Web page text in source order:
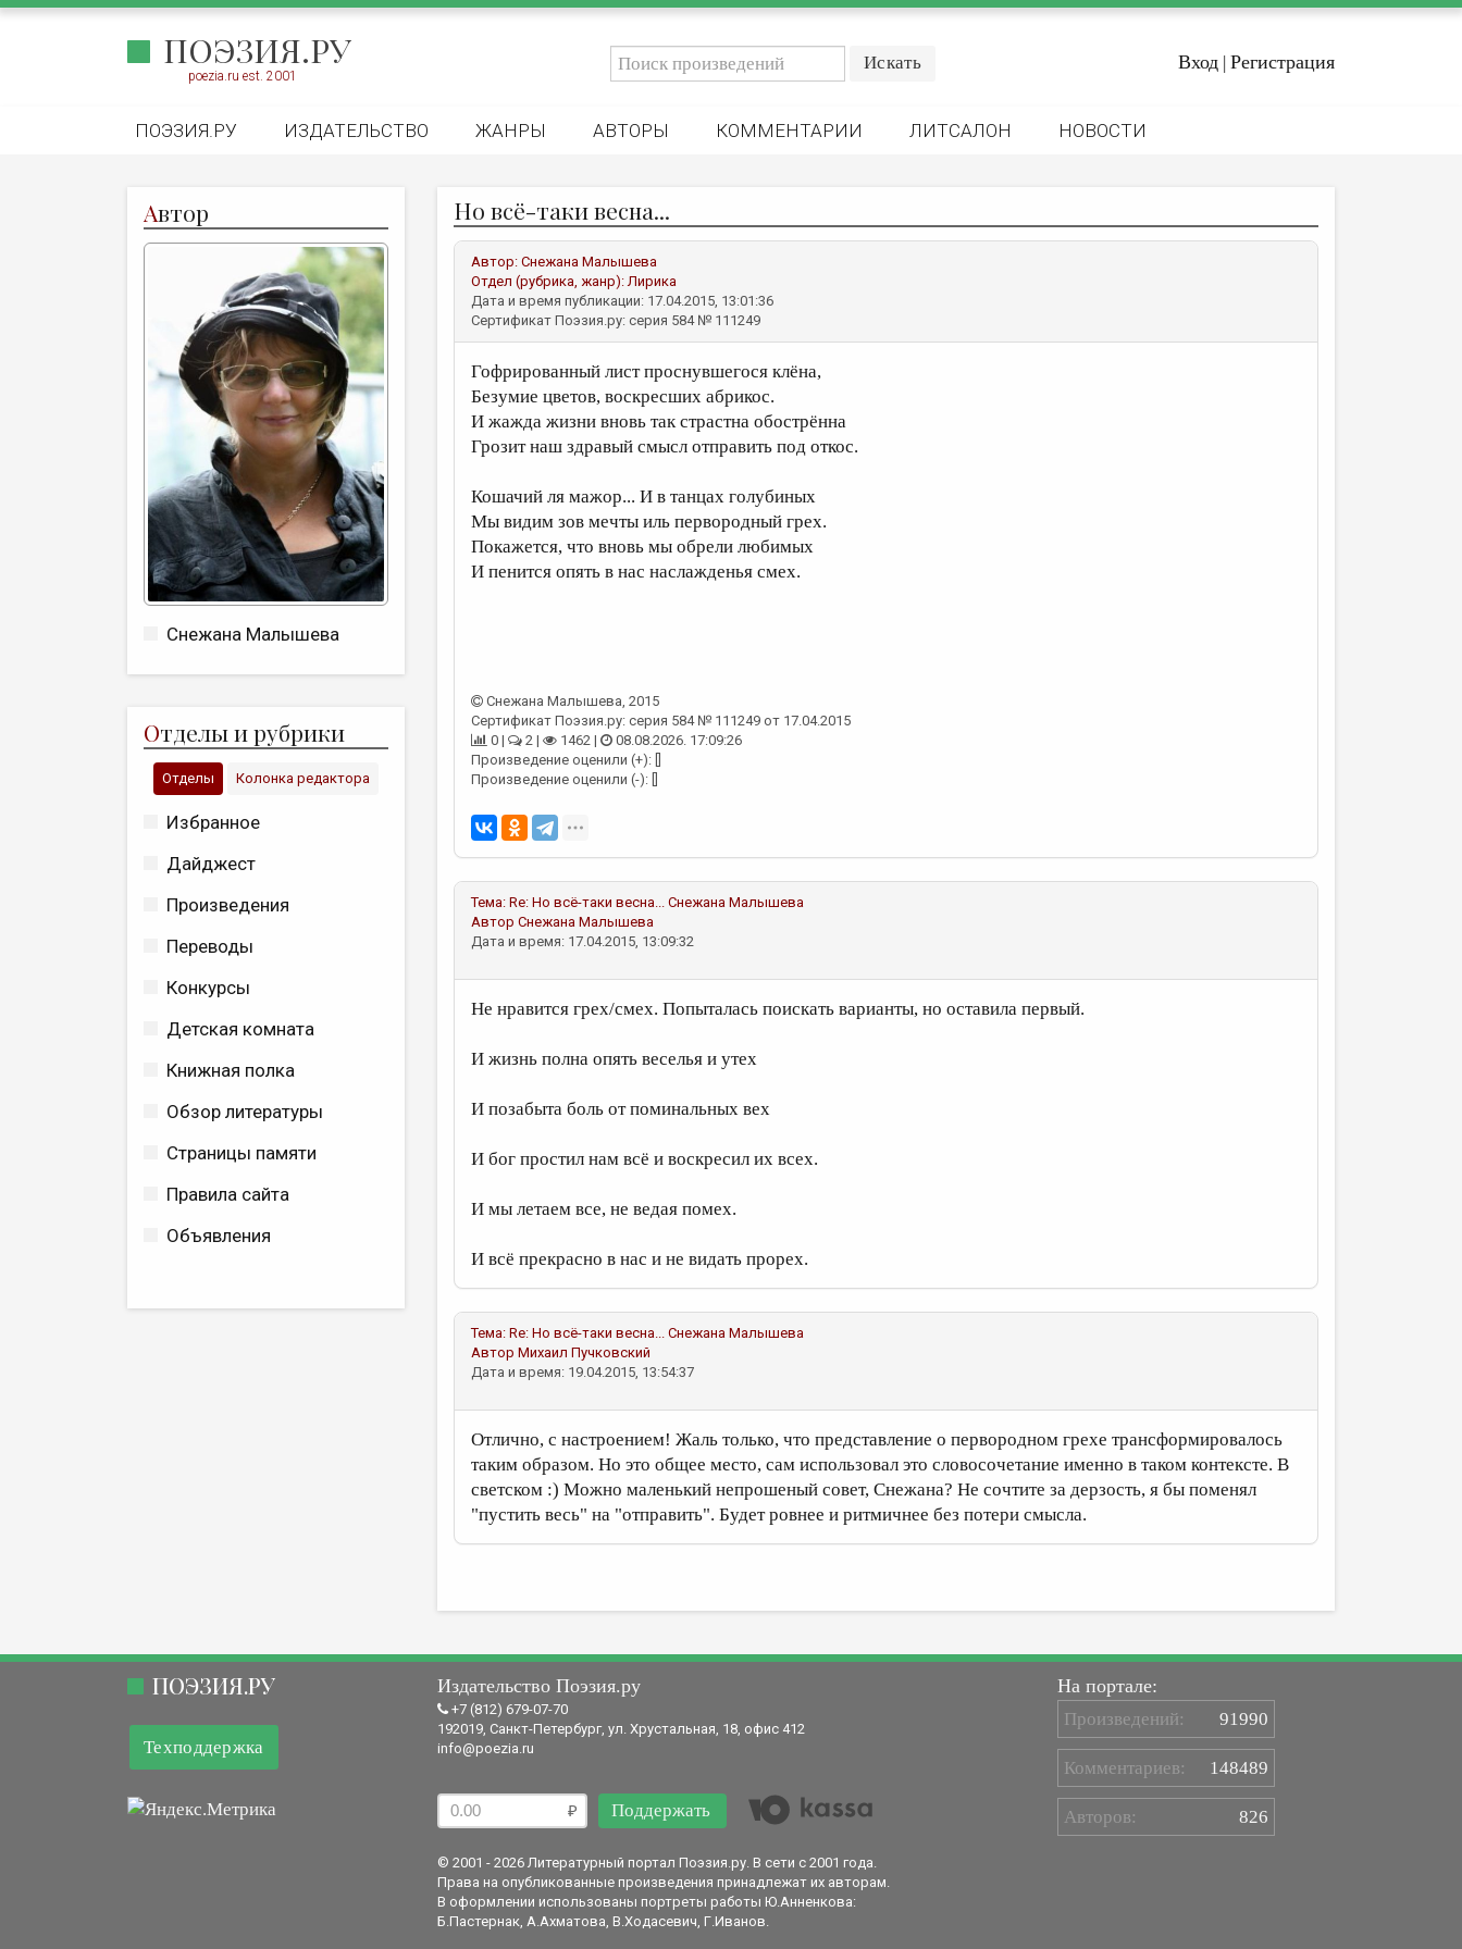
ПОЭЗИЯ.РУ
poezia.ru est. 2001
Вход | Регистрация
ПОЭЗИЯ.РУ ИЗДАТЕЛЬСТВО ЖАНРЫ АВТОРЫ КОММЕНТАРИИ ЛИТСАЛОН НОВОСТИ
Автор
Снежана Малышева
Отделы и рубрики
Отделы Колонка редактора
Избранное
Дайджест
Произведения
Переводы
Конкурсы
Детская комната
Книжная полка
Обзор литературы
Страницы памяти
Правила сайта
Объявления
Но всё-таки весна...
Автор: Снежана Малышева
Отдел (рубрика, жанр):Лирика
Дата и время публикации: 17.04.2015, 13:01:36
Сертификат Поэзия.ру: серия 584 № 111249
Гофрированный лист проснувшегося клёна,
Безумие цветов, воскресших абрикос.
И жажда жизни вновь так страстна обострённа
Грозит наш здравый смысл отправить под откос.
Кошачий ля мажор... И в танцах голубиных
Мы видим зов мечты иль первородный грех.
Покажется, что вновь мы обрели любимых
И пенится опять в нас наслажденья смех.
Снежана Малышева, 2015
Сертификат Поэзия.ру: серия 584 № 111249 от 17.04.2015
0 |
2 | 1462 |
08.08.2026. 17:09:26
Произведение оценили (+): []
Произведение оценили (-): []
Тема: Re: Но всё-таки весна... Снежана Малышева
Автор Снежана Малышева
Дата и время: 17.04.2015, 13:09:32
Не нравится грех/смех. Попыталась поискать варианты, но оставила первый.
И жизнь полна опять веселья и утех
И позабыта боль от поминальных вех
И бог простил нам всё и воскресил их всех.
И мы летаем все, не ведая помех.
И всё прекрасно в нас и не видать прорех.
Тема: Re: Но всё-таки весна... Снежана Малышева
Автор Михаил Пучковский
Дата и время: 19.04.2015, 13:54:37
Отлично, с настроением! Жаль только, что представление о первородном грехе трансформировалось
таким образом. Но это общее место, сам использовал это словосочетание именно в таком контексте. В
светском :) Можно маленький непрошеный совет, Снежана? Не сочтите за дерзость, я бы поменял
"пустить весь" на "отправить". Будет ровнее и ритмичнее без потери смысла.
ПОЭЗИЯ.РУ
Техподдержка
Издательство Поэзия.ру
+7 (812) 679-07-70
192019, Санкт-Петербург, ул. Хрустальная, 18, офис 412
info@poezia.ru
Поддержать
© 2001 - 2026 Литературный портал Поэзия.ру. В сети с 2001 года.
Права на опубликованные произведения принадлежат их авторам.
В оформлении использованы портреты работы Ю.Анненкова:
Б.Пастернак, А.Ахматова, В.Ходасевич, Г.Иванов.
На портале:
Произведений: 91990
Комментариев: 148489
Авторов: 826